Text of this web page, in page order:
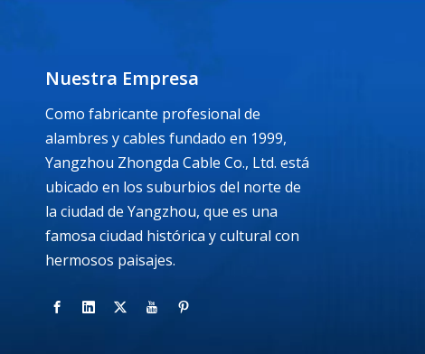
Nuestra Empresa
Como fabricante profesional de
alambres y cables fundado en 1999,
Yangzhou Zhongda Cable Co., Ltd. está
ubicado en los suburbios del norte de
la ciudad de Yangzhou, que es una
famosa ciudad histórica y cultural con
hermosos paisajes.